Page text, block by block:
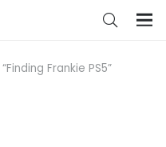
Frankie PS5”